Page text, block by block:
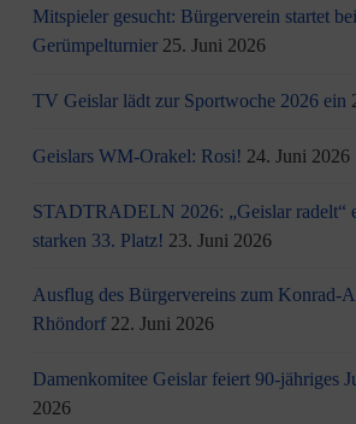
Mitspieler gesucht: Bürgerverein startet
Gerümpelturnier 25. Juni 2026
TV Geislar lädt zur Sportwoche 2026 ein
Geislars WM-Orakel: Rosi! 24. Juni 2026
STADTRADELN 2026: „Geislar radelt“
starken 33. Platz! 23. Juni 2026
Ausflug des Bürgervereins zum Konrad-
Rhöndorf 22. Juni 2026
Damenkomitee Geislar feiert 90-jähriges
2026